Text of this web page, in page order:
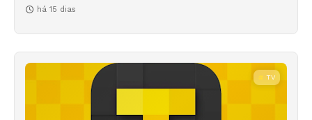
há 15 dias
TV